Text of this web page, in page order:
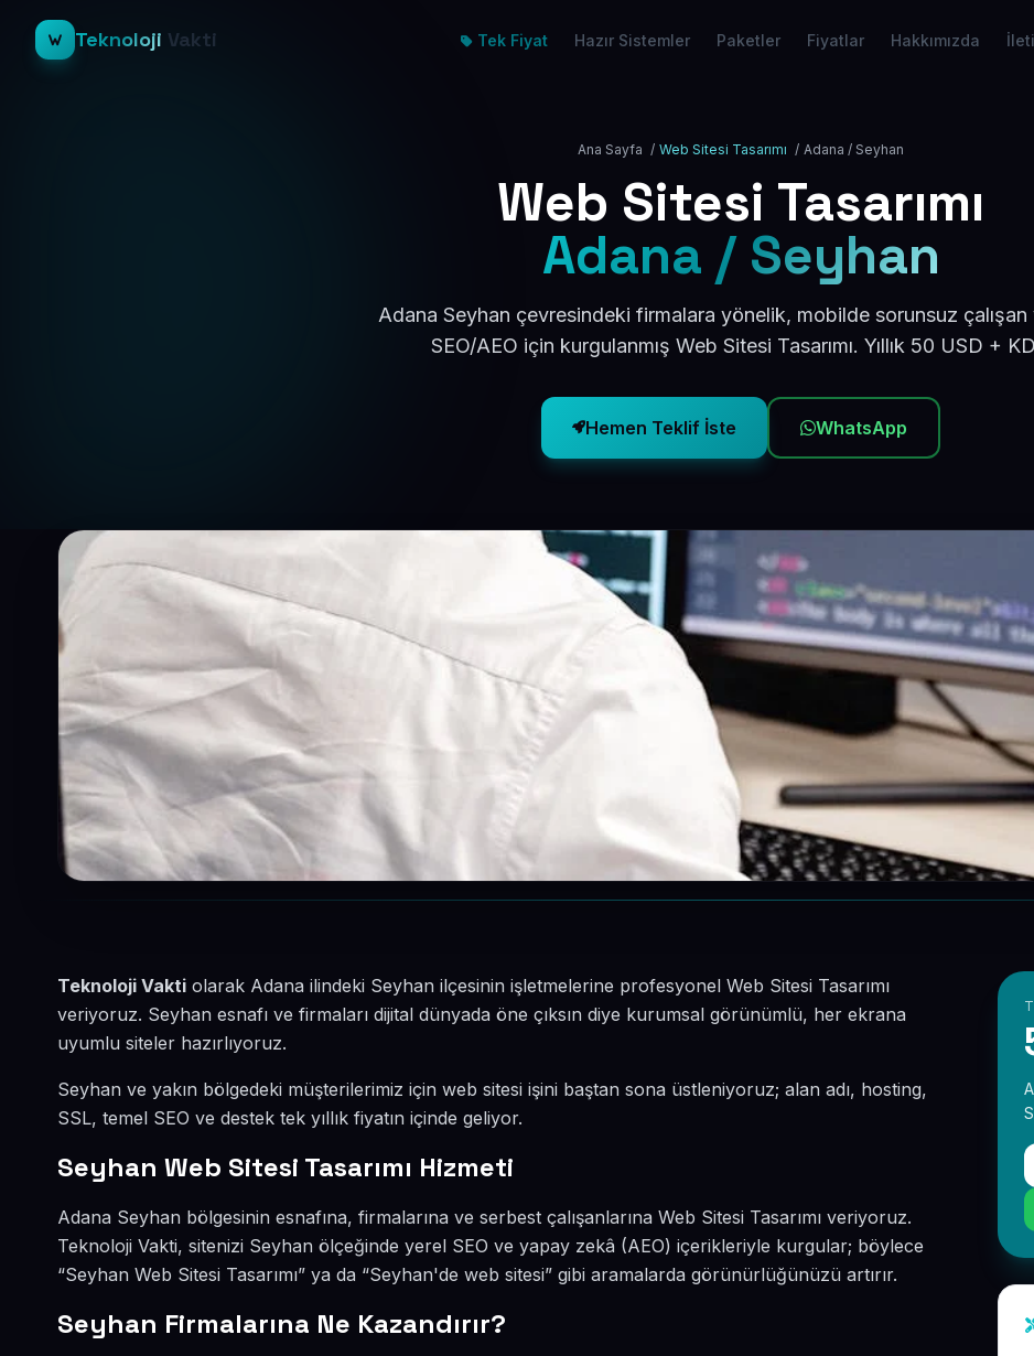
Teknoloji Vakti Tek Fiyat Hazır Sistemler Paketler Fiyatlar Hakkımızda
Ana Sayfa / Web Sitesi Tasarımı / Adana / Seyhan
Web Sitesi Tasarımı
Adana / Seyhan
Adana Seyhan çevresindeki firmalara yönelik, mobilde sorunsuz çalışan
SEO/AEO için kurgulanmış Web Sitesi Tasarımı. Yıllık 50 USD +
Hemen Teklif İste WhatsApp
Teknoloji Vakti olarak Adana ilindeki Seyhan ilçesinin işletmelerine profesyonel Web Sitesi Tasarımı
veriyoruz. Seyhan esnafı ve firmaları dijital dünyada öne çıksın diye kurumsal görünümlü, her ekrana
uyumlu siteler hazırlıyoruz.
Seyhan ve yakın bölgedeki müşterilerimiz için web sitesi işini baştan sona üstleniyoruz; alan adı, hosting,
SSL, temel SEO ve destek tek yıllık fiyatın içinde geliyor.
Seyhan Web Sitesi Tasarımı Hizmeti
Adana Seyhan bölgesinin esnafına, firmalarına ve serbest çalışanlarına Web Sitesi Tasarımı veriyoruz.
Teknoloji Vakti, sitenizi Seyhan ölçeğinde yerel SEO ve yapay zekâ (AEO) içerikleriyle kurgular; böylece
“Seyhan Web Sitesi Tasarımı” ya da “Seyhan'de web sitesi” gibi aramalarda görünürlüğünüzü artırır.
Seyhan Firmalarına Ne Kazandırır?